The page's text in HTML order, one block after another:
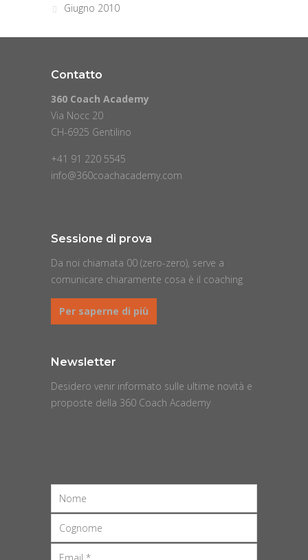
Giugno 2010
Contatto
360 Coach Academy
Via Nocc 20
CH-6925 Gentilino
+41 91 220 5545
info@360coachacademy.com
Sessione di prova
Da noi chiamata 00 (zero-zero), serve a
comunicare chiaramente cosa è il coaching
Per saperne di più
Newsletter
Desidero venir informato sulle ultime novità e
proposte della 360 Coach Academy